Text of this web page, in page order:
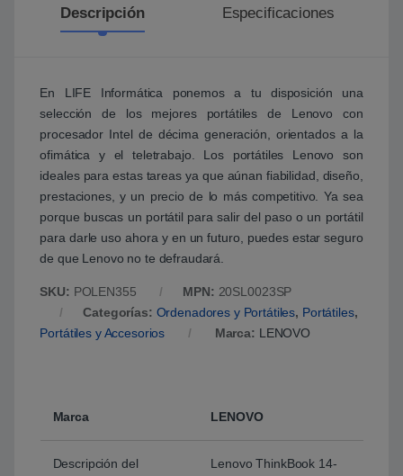
Descripción Especificaciones
En LIFE Informática ponemos a tu disposición una
selección de los mejores portátiles de Lenovo con
procesador Intel de décima generación, orientados a la
ofimática y el teletrabajo. Los portátiles Lenovo son
ideales para estas tareas ya que aúnan fiabilidad, diseño,
prestaciones, y un precio de lo más competitivo. Ya sea
porque buscas un portátil para salir del paso o un portátil
para darle uso ahora y en un futuro, puedes estar seguro
de que Lenovo no te defraudará.
SKU: POLEN355 MPN: 20SL0023SP
Categorías: Ordenadores y Portátiles, Portátiles,
Portátiles y Accesorios
Marca: LENOVO
Marca LENOVO
Descripción del
Lenovo ThinkBook 14-